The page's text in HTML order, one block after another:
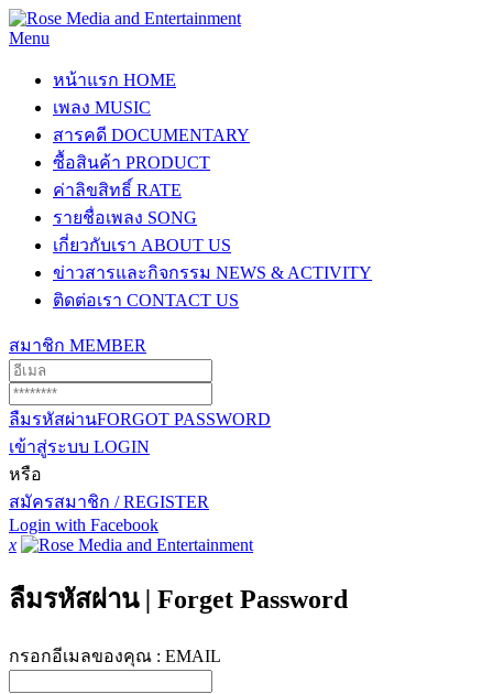
Menu
หน้าแรก HOME
เพลง MUSIC
สารคดี DOCUMENTARY
ซื้อสินค้า PRODUCT
ค่าลิขสิทธิ์ RATE
รายชื่อเพลง SONG
เกี่ยวกับเรา ABOUT US
ข่าวสารและกิจกรรม NEWS & ACTIVITY
ติดต่อเรา CONTACT US
สมาชิก MEMBER
ลืมรหัสผ่านFORGOT PASSWORD
เข้าสู่ระบบ LOGIN
หรือ
สมัครสมาชิก / REGISTER
Login with Facebook
x
ลืมรหัสผ่าน | Forget Password
กรอกอีเมลของคุณ : EMAIL